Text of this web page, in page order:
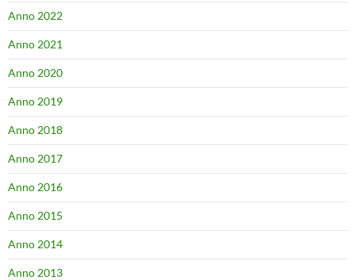
Anno 2022
Anno 2021
Anno 2020
Anno 2019
Anno 2018
Anno 2017
Anno 2016
Anno 2015
Anno 2014
Anno 2013